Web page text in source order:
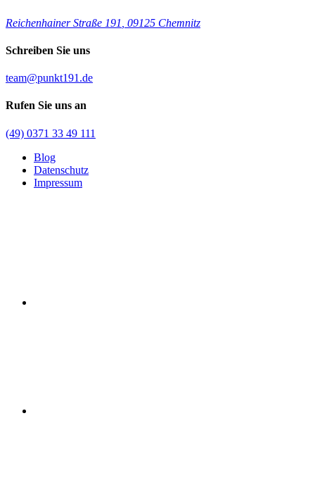
Reichenhainer Straße 191 09125 Chemnitz
Schreiben Sie uns
team@punkt191.de
Rufen Sie uns an
(49) 0371 33 49 111
Blog
Datenschutz
Impressum